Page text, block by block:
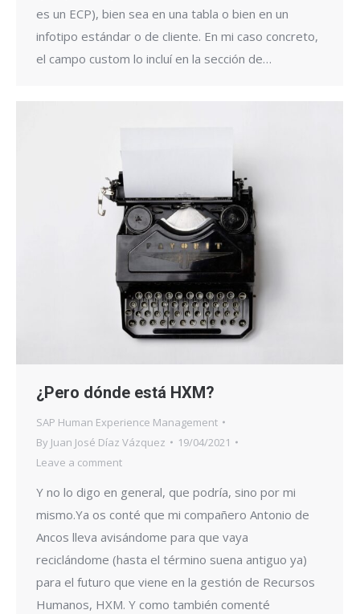
es un ECP), bien sea en una tabla o bien en un
infotipo estándar o de cliente. En mi caso concreto,
el campo custom lo incluí en la sección de…
¿Pero dónde está HXM?
SAP Human Experience Management
By Juan José Díaz Vázquez
19/04/2021
Leave a comment
Y no lo digo en general, que podría, sino por mi
mismo.Ya os conté que mi compañero Antonio de
Ancos lleva avisándome para que vaya
reciclándome (hasta el término suena antiguo ya)
para el futuro que viene en la gestión de Recursos
Humanos, HXM. Y como también comenté